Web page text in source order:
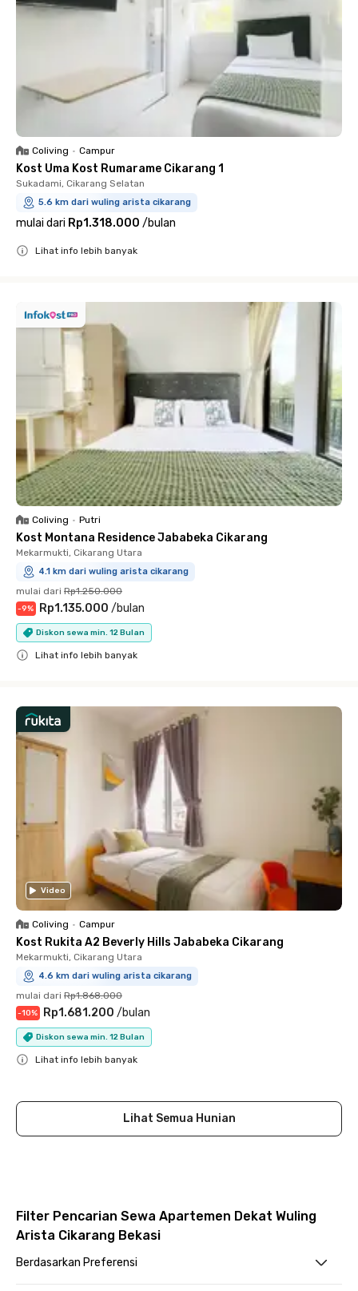
Coliving • Campur
Kost Uma Kost Rumarame Cikarang 1
Sukadami, Cikarang Selatan
5.6 km dari wuling arista cikarang
mulai dari Rp1.318.000 /bulan
Lihat info lebih banyak
Coliving • Putri
Kost Montana Residence Jababeka Cikarang
Mekarmukti, Cikarang Utara
4.1 km dari wuling arista cikarang
mulai dari Rp1.250.000
-9% Rp1.135.000 /bulan
Diskon sewa min. 12 Bulan
Lihat info lebih banyak
Video
Coliving • Campur
Kost Rukita A2 Beverly Hills Jababeka Cikarang
Mekarmukti, Cikarang Utara
4.6 km dari wuling arista cikarang
mulai dari Rp1.868.000
-10% Rp1.681.200 /bulan
Diskon sewa min. 12 Bulan
Lihat info lebih banyak
Lihat Semua Hunian
Filter Pencarian Sewa Apartemen Dekat Wuling
Arista Cikarang Bekasi
Berdasarkan Preferensi